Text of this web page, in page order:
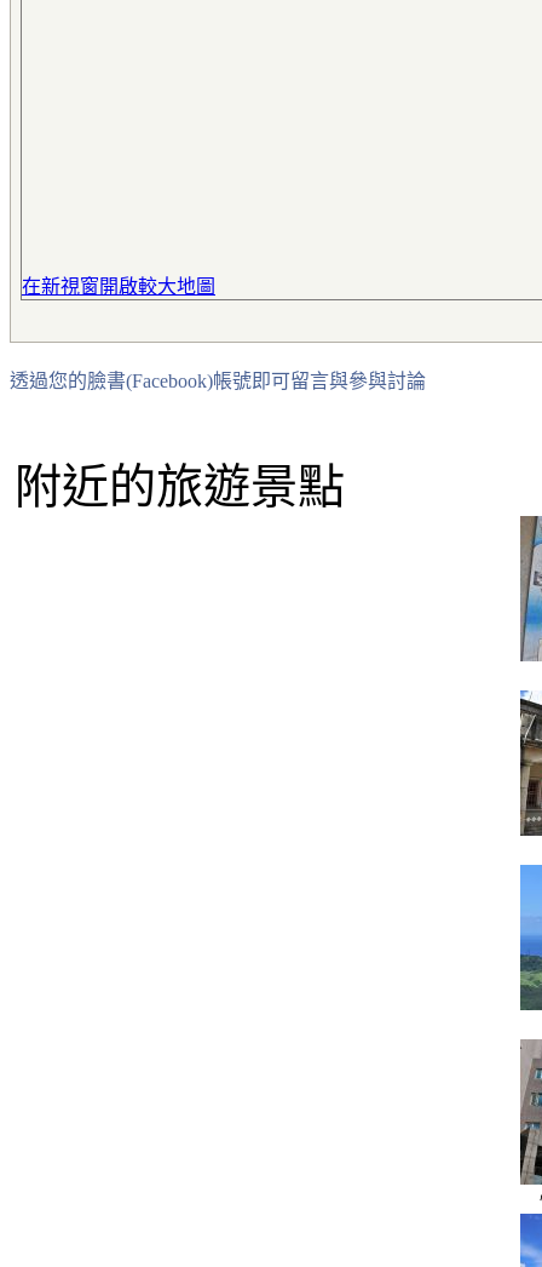
在新視窗開啟較大地圖
透過您的臉書(Facebook)帳號即可留言與參與討論
附近的旅遊景點